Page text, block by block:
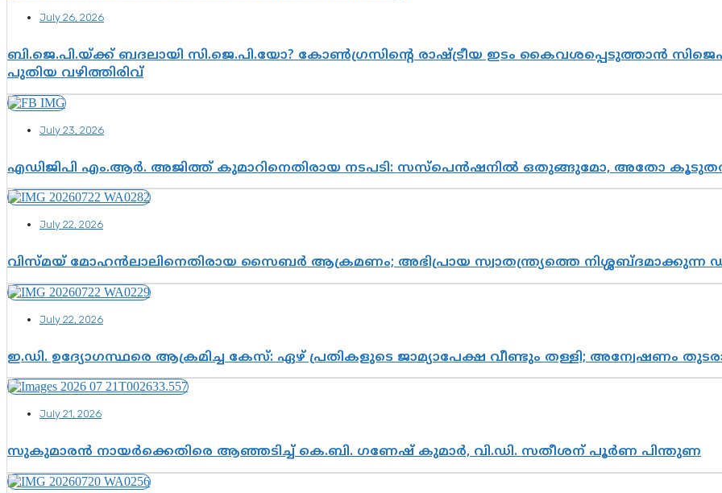
July 26, 2026
ബി.ജെ.പി.യ്ക്ക് ബദലായി സി.ജെ.പി.യോ? കോൺഗ്രസിന്റെ രാഷ്ട്രീയ ഇടം കൈവശപ്പെടുത്താൻ
പുതിയ വഴിത്തിരിവ്
July 23, 2026
എഡിജിപി എം.ആർ. അജിത്ത് കുമാറിനെതിരായ നടപടി: സസ്പെൻഷനിൽ ഒതുങ്ങുമോ, അതോ
July 22, 2026
വിസ്മയ് മോഹൻലാലിനെതിരായ സൈബർ ആക്രമണം; അഭിപ്രായ സ്വാതന്ത്ര്യത്തെ നിശ്ശബ്ദമാക്കുന്ന
July 22, 2026
ഇ.ഡി. ഉദ്യോഗസ്ഥരെ ആക്രമിച്ച കേസ്: ഏഴ് പ്രതികളുടെ ജാമ്യാപേക്ഷ വീണ്ടും തള്ളി; അന്വേഷണം
July 21, 2026
സുകുമാരൻ നായർക്കെതിരെ ആഞ്ഞടിച്ച് കെ.ബി. ഗണേഷ് കുമാർ, വി.ഡി. സതീശന് പൂർണ പിന്തുണ